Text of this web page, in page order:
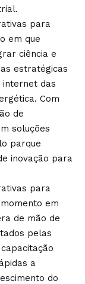
para
em que
ciência e
estratégicas
internet das
Com
de
soluções
parque
inovação para
para
em
de mão de
pelas
a
do